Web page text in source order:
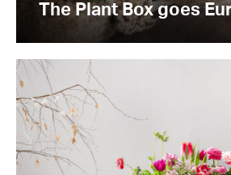
The Plant Box goes